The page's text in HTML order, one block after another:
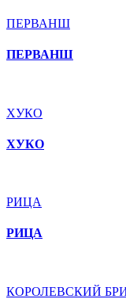
ПЕРВАНШ
ПЕРВАНШ
ХУКО
ХУКО
РИЦА
РИЦА
КОРОЛЕВСКИЙ